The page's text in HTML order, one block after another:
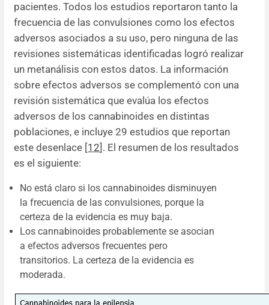
pacientes. Todos los estudios reportaron tanto la
frecuencia de las convulsiones como los efectos
adversos asociados a su uso, pero ninguna de las
revisiones sistemáticas identificadas logró realizar
un metanálisis con estos datos. La información
sobre efectos adversos se complementó con una
revisión sistemática que evalúa los efectos
adversos de los cannabinoides en distintas
poblaciones, e incluye 29 estudios que reportan
este desenlace [12]. El resumen de los resultados
es el siguiente:
No está claro si los cannabinoides disminuyen
la frecuencia de las convulsiones, porque la
certeza de la evidencia es muy baja.
Los cannabinoides probablemente se asocian
a efectos adversos frecuentes pero
transitorios. La certeza de la evidencia es
moderada.